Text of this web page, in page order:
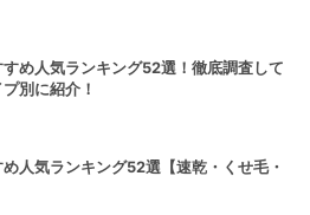
め人気ランキング52選！徹底調査して
別に紹介！
め人気ランキング52選【速乾・くせ毛・